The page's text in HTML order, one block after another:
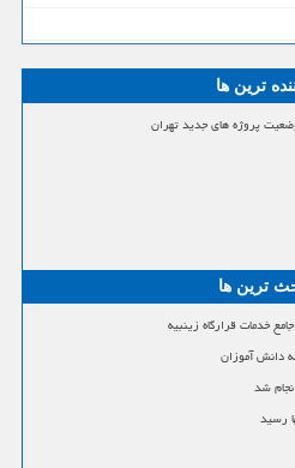
ترین ها
وضعیت پروژه های جدید تهران
ترین ها
دانش آموزان
شد